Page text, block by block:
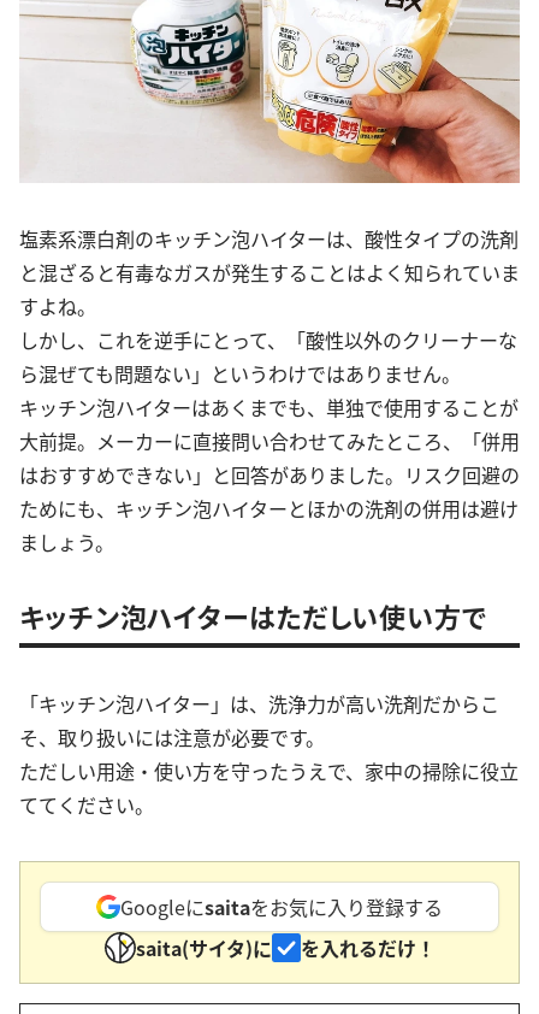
塩素系漂白剤のキッチン泡ハイターは、酸性タイプの洗剤
と混ざると有毒なガスが発生することはよく知られていま
すよね。
しかし、これを逆手にとって、「酸性以外のクリーナーな
ら混ぜても問題ない」というわけではありません。
キッチン泡ハイターはあくまでも、単独で使用することが
大前提。メーカーに直接問い合わせてみたところ、「併用
はおすすめできない」と回答がありました。リスク回避の
ためにも、キッチン泡ハイターとほかの洗剤の併用は避け
ましょう。
キッチン泡ハイターはただしい使い方で
「キッチン泡ハイター」は、洗浄力が高い洗剤だからこ
そ、取り扱いには注意が必要です。
ただしい用途・使い方を守ったうえで、家中の掃除に役立
ててください。
Googleにsaitaをお気に入り登録する
saita(サイタ)に
を入れるだけ！